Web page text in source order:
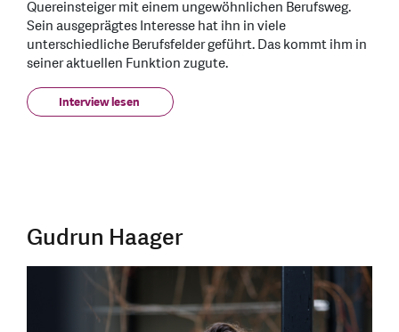
Quereinsteiger mit einem ungewöhnlichen Berufsweg.
Sein ausgeprägtes Interesse hat ihn in viele
unterschiedliche Berufsfelder geführt. Das kommt ihm in
seiner aktuellen Funktion zugute.
Interview lesen
Gudrun Haager